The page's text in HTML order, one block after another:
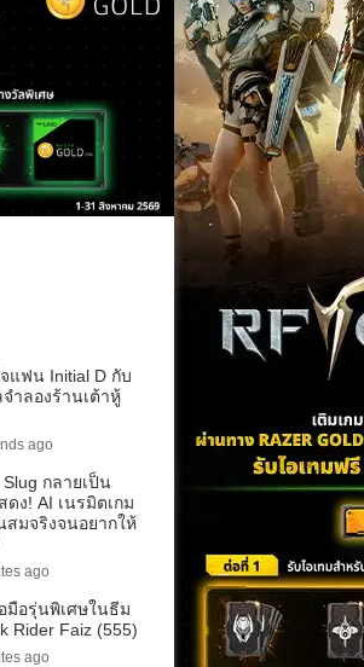
จแฟน Initial D กับ
ำลองร้านเต้าหู้
ago
Slug กลายเป็น
ง! AI เนรมิตเกม
มจริงจนอยากให้
ago
มือรุ่นพิเศษในธีม
Rider Faiz (555)
ago